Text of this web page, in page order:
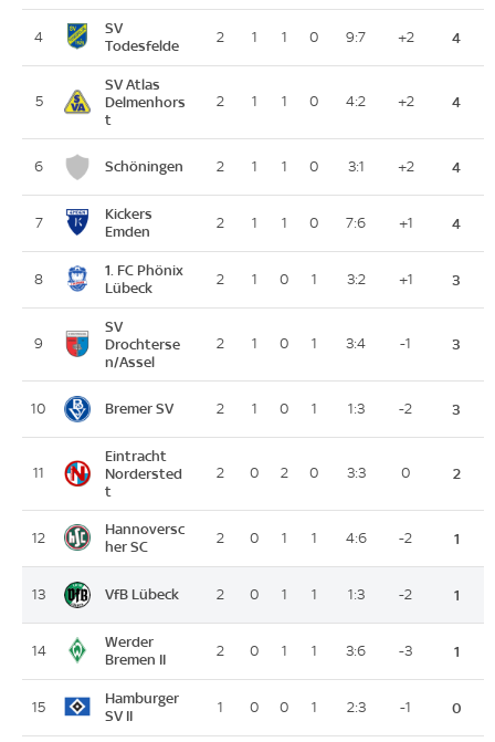
4
SV
Todesfelde
2 1 1 0 9:7 +2 4
5
SV Atlas
Delmenhors
t
2 1 1 0 4:2 +2 4
6 Schöningen 2 1 1 0 3:1 +2 4
7
Kickers
Emden
2 1 1 0 7:6 +1 4
8
1. FC Phönix
Lübeck
2 1 0 1 3:2 +1 3
9
SV
Drochterse
n/Assel
2 1 0 1 3:4 -1 3
10 Bremer SV 2 1 0 1 1:3 -2 3
11
Eintracht
Nordersted
t
2 0 2 0 3:3 0 2
12
Hannoversc
her SC
2 0 1 1 4:6 -2 1
13 VfB Lübeck 2 0 1 1 1:3 -2 1
14
Werder
Bremen II
2 0 1 1 3:6 -3 1
15
Hamburger
SV II
1 0 0 1 2:3 -1 0